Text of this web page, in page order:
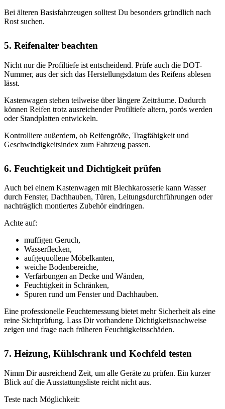
Bei älteren Basisfahrzeugen solltest Du besonders gründlich nach
Rost suchen.
5. Reifenalter beachten
Nicht nur die Profiltiefe ist entscheidend. Prüfe auch die DOT-
Nummer, aus der sich das Herstellungsdatum des Reifens ablesen
lässt.
Kastenwagen stehen teilweise über längere Zeiträume. Dadurch
können Reifen trotz ausreichender Profiltiefe altern, porös werden
oder Standplatten entwickeln.
Kontrolliere außerdem, ob Reifengröße, Tragfähigkeit und
Geschwindigkeitsindex zum Fahrzeug passen.
6. Feuchtigkeit und Dichtigkeit prüfen
Auch bei einem Kastenwagen mit Blechkarosserie kann Wasser
durch Fenster, Dachhauben, Türen, Leitungsdurchführungen oder
nachträglich montiertes Zubehör eindringen.
Achte auf:
muffigen Geruch,
Wasserflecken,
aufgequollene Möbelkanten,
weiche Bodenbereiche,
Verfärbungen an Decke und Wänden,
Feuchtigkeit in Schränken,
Spuren rund um Fenster und Dachhauben.
Eine professionelle Feuchtemessung bietet mehr Sicherheit als eine
reine Sichtprüfung. Lass Dir vorhandene Dichtigkeitsnachweise
zeigen und frage nach früheren Feuchtigkeitsschäden.
7. Heizung, Kühlschrank und Kochfeld testen
Nimm Dir ausreichend Zeit, um alle Geräte zu prüfen. Ein kurzer
Blick auf die Ausstattungsliste reicht nicht aus.
Teste nach Möglichkeit: